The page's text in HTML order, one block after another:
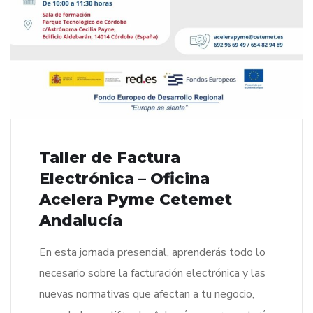
Taller de Factura
Electrónica – Oficina
Acelera Pyme Cetemet
Andalucía
En esta jornada presencial, aprenderás todo lo
necesario sobre la facturación electrónica y las
nuevas normativas que afectan a tu negocio,